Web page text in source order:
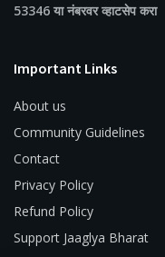
53346 या नंबरवर व्हाटसेप करा
Important Links
About us
Community Guidelines
Contact
Privacy Policy
Refund Policy
Support Jaaglya Bharat